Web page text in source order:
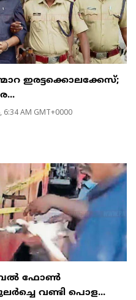
ഇരട്ടക്കൊലക്കേസ്;
6:34 AM GMT+0000
ഫോൺ
വണ്ടി പൊള...